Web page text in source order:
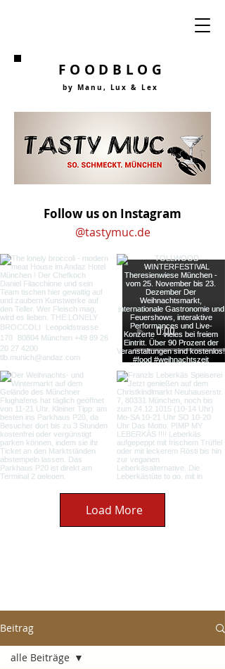
FOODBLOG
by Manu, Lux & Lex
Follow us on Instagram
@tastymuc.de
Load More
Beitrag
alle Beiträge